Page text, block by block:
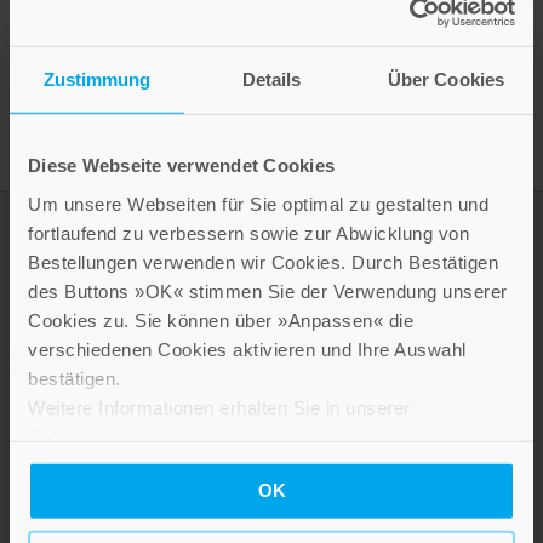
Zustimmung Details Über Cookies
Diese Webseite verwendet Cookies
Um unsere Webseiten für Sie optimal zu gestalten und
fortlaufend zu verbessern sowie zur Abwicklung von
Bestellungen verwenden wir Cookies. Durch Bestätigen
des Buttons »OK« stimmen Sie der Verwendung unserer
Cookies zu. Sie können über »Anpassen« die
verschiedenen Cookies aktivieren und Ihre Auswahl
bestätigen.
Weitere Informationen erhalten Sie in unserer
OK
Presseinformation drucken
NEWSLETTER
KARRIERE